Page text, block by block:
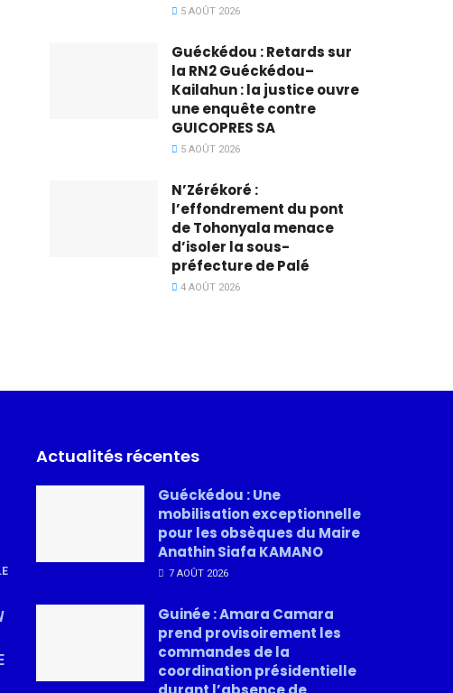
5 AOÛT 2026
Guéckédou : Retards sur
la RN2 Guéckédou–
Kailahun : la justice ouvre
une enquête contre
GUICOPRES SA
5 AOÛT 2026
N’Zérékoré :
l’effondrement du pont
de Tohonyala menace
d’isoler la sous-
préfecture de Palé
4 AOÛT 2026
Actualités récentes
Guéckédou : Une
mobilisation exceptionnelle
pour les obsèques du Maire
Anathin Siafa KAMANO
7 AOÛT 2026
Guinée : Amara Camara
prend provisoirement les
commandes de la
coordination présidentielle